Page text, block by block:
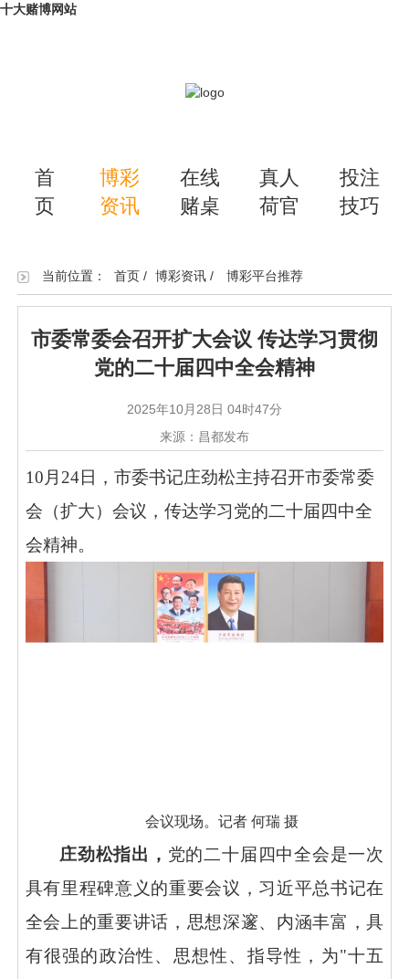
十大赌博网站
首
页
博彩
资讯
在线
赌桌
真人
荷官
投注
技巧
当前位置： 首页/ 博彩资讯/ 博彩平台推荐
市委常委会召开扩大会议 传达学习贯彻
党的二十届四中全会精神
2025年10月28日 04时47分
来源：昌都发布
10月24日，市委书记庄劲松主持召开市委常委
会（扩大）会议，传达学习党的二十届四中全
会精神。
会议现场。记者 何瑞 摄
庄劲松指出， 党的二十届四中全会是一次
具有里程碑意义的重要会议，习近平总书记在
全会上的重要讲话，思想深邃、内涵丰富，具
有很强的政治性、思想性、指导性，为"十五